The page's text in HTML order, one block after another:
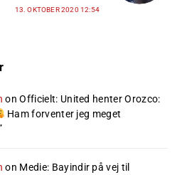
13. OKTOBER 2020 12:54
onOfficielt: United henter Orozco:
Ham forventer jeg meget
on Medie: Bayindir på vej til